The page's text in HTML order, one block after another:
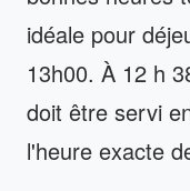
idéale pour
13h00. À 12 h
doit être servi
l'heure exacte